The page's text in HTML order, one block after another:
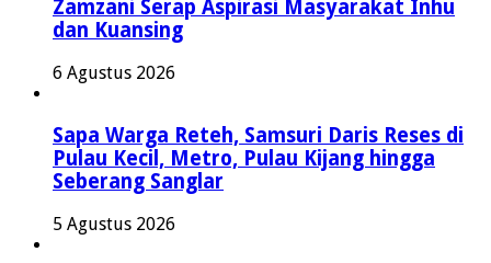
Zamzani Serap Aspirasi Masyarakat Inhu
dan Kuansing
6 Agustus 2026
Sapa Warga Reteh, Samsuri Daris Reses di
Pulau Kecil, Metro, Pulau Kijang hingga
Seberang Sanglar
5 Agustus 2026